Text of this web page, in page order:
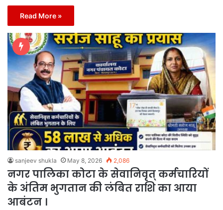
Read More »
sanjeev shukla May 8, 2026 2,086
नगर पालिका कोटा के सेवानिवृत् कर्मचारियों
के अंतिम भुगतान की लंबित राशि का आया
आबंटन ।